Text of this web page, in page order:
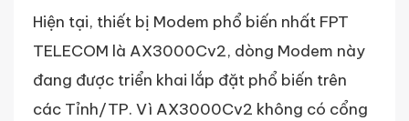
Hiện tại, thiết bị Modem phổ biến nhất FPT
TELECOM là AX3000Cv2, dòng Modem này
đang được triển khai lắp đặt phổ biến trên
các Tỉnh/TP. Vì AX3000Cv2 không có cổng